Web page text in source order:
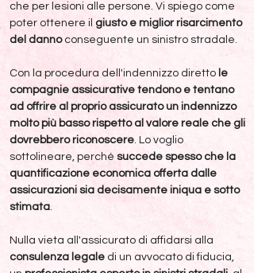
che per lesioni alle persone. Vi spiego come
poter ottenere il giusto e miglior risarcimento
del dannoconseguente un sinistro stradale.
Con la procedura dell'indennizzo diretto le
compagnie assicurative tendono e tentano
ad offrire al proprio assicurato un indennizzo
molto più basso rispetto al valore reale che gli
dovrebbero riconoscere. Lo voglio
sottolineare, perché succede spesso che la
quantificazione economica offerta dalle
assicurazioni sia decisamente iniqua e sotto
stimata.
Nulla vieta all'assicurato di affidarsi alla
consulenza legale di un avvocato di fiducia,